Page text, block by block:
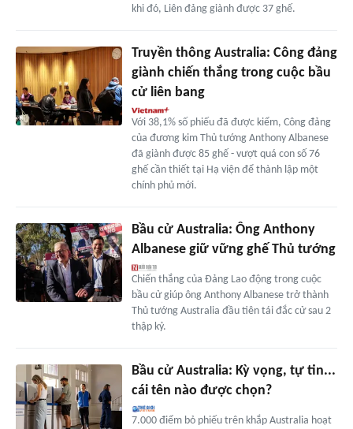
khi đó, Liên đảng giành được 37 ghế.
Truyền thông Australia: Công đảng
giành chiến thắng trong cuộc bầu
cử liên bang
Với 38,1% số phiếu đã được kiểm, Công đảng
của đương kim Thủ tướng Anthony Albanese
đã giành được 85 ghế - vượt quá con số 76
ghế cần thiết tại Hạ viện để thành lập một
chính phủ mới.
Bầu cử Australia: Ông Anthony
Albanese giữ vững ghế Thủ tướng
Chiến thắng của Đảng Lao động trong cuộc
bầu cử giúp ông Anthony Albanese trở thành
Thủ tướng Australia đầu tiên tái đắc cử sau 2
thập kỷ.
Bầu cử Australia: Kỳ vọng, tự tin...
cái tên nào được chọn?
7.000 điểm bỏ phiếu trên khắp Australia hoạt